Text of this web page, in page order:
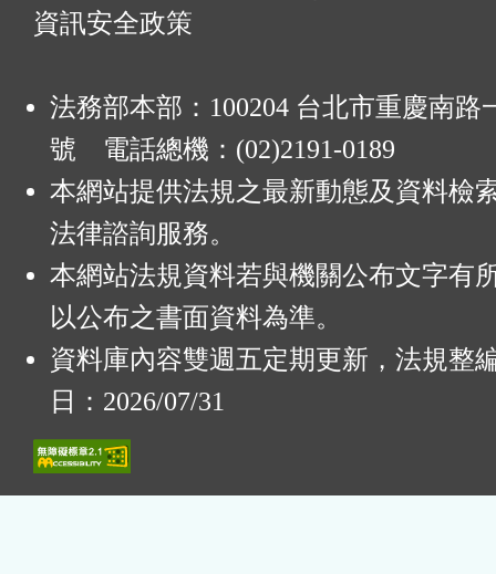
資訊安全政策
法務部本部：100204 台北市重慶南路
號 電話總機：(02)2191-0189
本網站提供法規之最新動態及資料檢
法律諮詢服務。
本網站法規資料若與機關公布文字有
以公布之書面資料為準。
資料庫內容雙週五定期更新，法規整
日：2026/07/31